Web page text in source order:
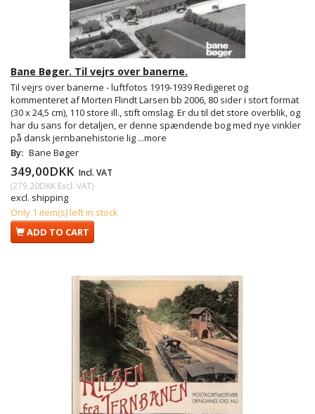
Bane Bøger. Til vejrs over banerne.
Til vejrs over banerne - luftfotos 1919-1939 Redigeret og
kommenteret af Morten Flindt Larsen bb 2006, 80 sider i stort format
(30 x 24,5 cm), 110 store ill., stift omslag. Er du til det store overblik, og
har du sans for detaljen, er denne spændende bog med nye vinkler
på dansk jernbanehistorie lig ...more
By: Bane Bøger
349,00DKK Incl. VAT
(279,20DKK Excl. VAT)
excl. shipping
Only 1 item(s) left in stock
ADD TO CART